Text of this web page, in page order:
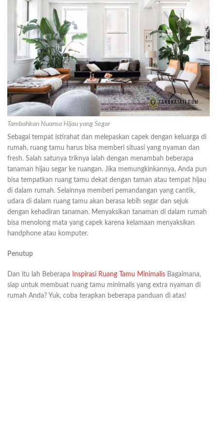
Tambahkan Nuansa Hijau yang Segar
Sebagai tempat istirahat dan melepaskan capek dengan keluarga di
rumah, ruang tamu harus bisa memberi situasi yang nyaman dan
fresh. Salah satunya triknya ialah dengan menambah beberapa
tanaman hijau segar ke ruangan. Jika memungkinkannya, Anda pun
bisa tempatkan ruang tamu dekat dengan taman atau tempat hijau
di dalam rumah. Selainnya memberi pemandangan yang cantik,
udara di dalam ruang tamu akan berasa lebih segar dan sejuk
dengan kehadiran tanaman. Menyaksikan tanaman di dalam rumah
bisa menolong mata yang capek karena kelamaan menyaksikan
handphone atau komputer.
Penutup
Dan itu lah Beberapa Inspirasi Ruang Tamu Minimalis Bagaimana,
siap untuk membuat ruang tamu minimalis yang extra nyaman di
rumah Anda? Yuk, coba terapkan beberapa panduan di atas!